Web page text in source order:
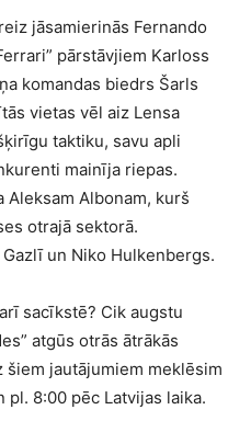
jāsamierinās Fernando
pārstāvjiem Karloss
komandas biedrs Šarls
vietas vēl aiz Lensa
taktiku, savu apli
mainīja riepas.
Albonam, kurš
otrajā sektorā.
un Niko Hulkenbergs.
sacīkstē? Cik augstu
atgūs otrās ātrākās
šiem jautājumiem meklēsim
pl. 8:00 pēc Latvijas laika.